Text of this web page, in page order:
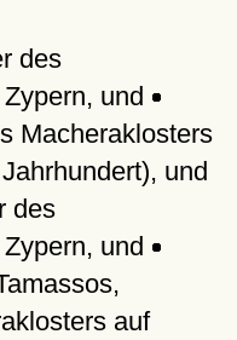
des
und
Macheraklosters
und
des
und
auf